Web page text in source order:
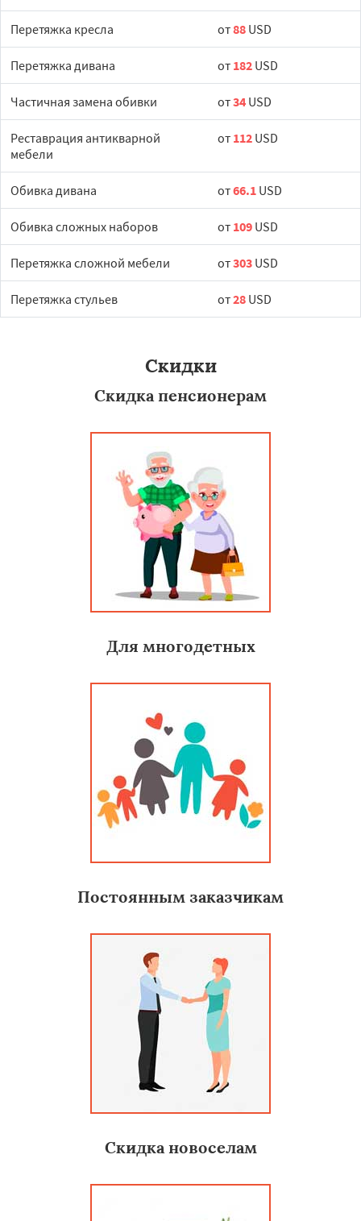
Перетяжка кресла от88 USD
Перетяжка дивана от 182 USD
Частичная замена обивки от34 USD
Реставрация антикварной
мебели
от 112 USD
Обивка дивана от66.1 USD
Обивка сложных наборов от 109 USD
Перетяжка сложной мебели от303 USD
Перетяжка стульев от28 USD
Скидки
Скидка пенсионерам
Для многодетных
Постоянным заказчикам
Скидка новоселам